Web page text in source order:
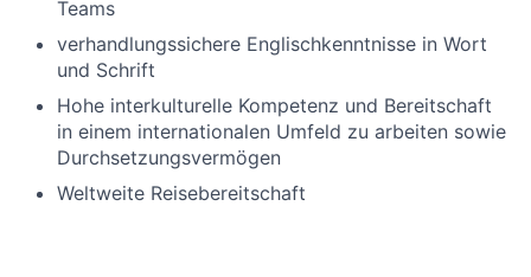
Teams
verhandlungssichere Englischkenntnisse in Wort
und Schrift
Hohe interkulturelle Kompetenz und Bereitschaft
in einem internationalen Umfeld zu arbeiten sowie
Durchsetzungsvermögen
Weltweite Reisebereitschaft